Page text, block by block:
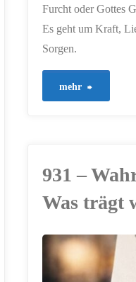
Furcht oder Gottes
Es geht um Kraft,
Sorgen.
mehr "969
von
Furcht
regiert"
931 –
Was trägt